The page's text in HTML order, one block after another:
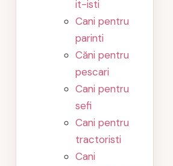
it-isti
Cani pentru
parinti
Căni pentru
pescari
Cani pentru
sefi
Cani pentru
tractoristi
Cani